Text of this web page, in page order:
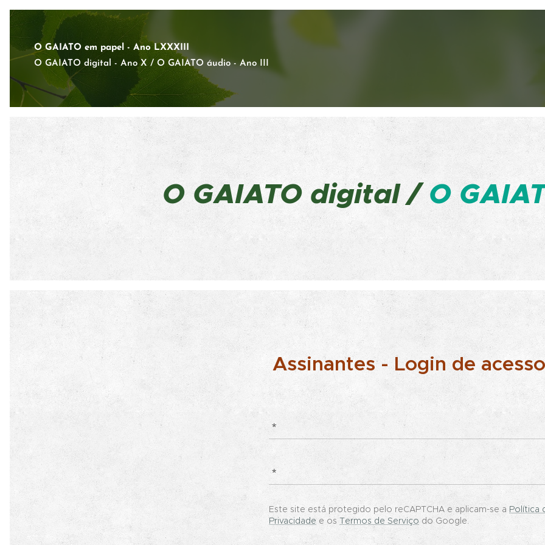
O GAIATO em papel - Ano LXXXIII
O GAIATO digital - Ano X / O GAIATO áudio - Ano III
O GAIATOdigital /O
Assinantes - Login de acesso
Este site está protegido pelo reCAPTCHA e aplicam-se a Política
Privacidade e os Termos de Serviço do Google.